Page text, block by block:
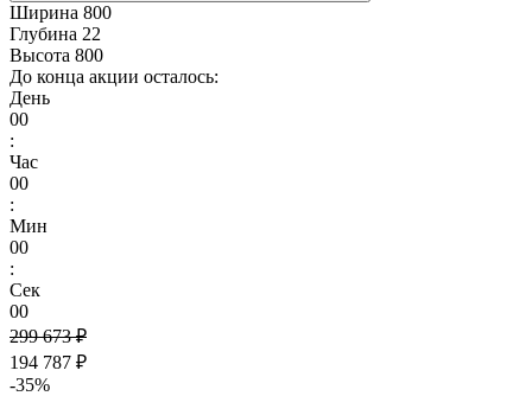
Ширина 800
Глубина 22
Высота 800
До конца акции осталось:
День
00
:
Час
00
:
Мин
00
:
Сек
00
299 673 ₽
194 787 ₽
-35%